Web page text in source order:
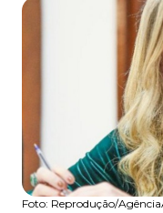
Foto: Reprodução/